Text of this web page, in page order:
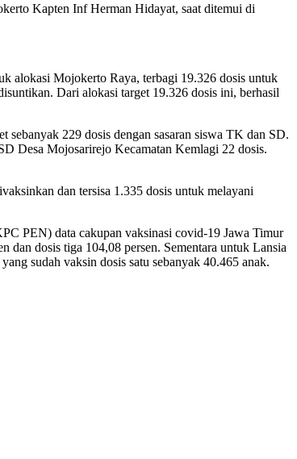
Kapten Inf Herman Hidayat, saat ditemui di
alokasi Mojokerto Raya, terbagi 19.326 dosis untuk
Dari alokasi target 19.326 dosis ini, berhasil
229 dosis dengan sasaran siswa TK dan SD.
Desa Mojosarirejo Kecamatan Kemlagi 22 dosis.
dan tersisa 1.335 dosis untuk melayani
PEN) data cakupan vaksinasi covid-19 Jawa Timur
dan dosis tiga 104,08 persen. Sementara untuk Lansia
sudah vaksin dosis satu sebanyak 40.465 anak.